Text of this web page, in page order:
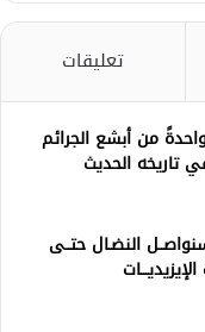
تعليقات
من أبشع الجرائم
تاريخه الحديث
النضـال حتــى